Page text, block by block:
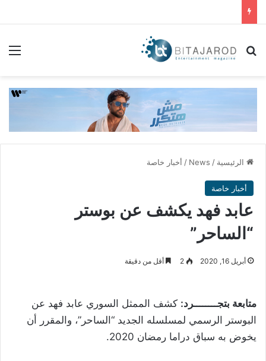
بحث عن
الرئيسية /
News
/ أخبار خاصة
أخبار خاصة
عابد فهد يكشف عن بوستر
“الساحر”
أبريل 16, 2020 2 أقل من دقيقة
متابعة بتجــــــــرد: كشف الممثل السوري عابد فهد عن
البوستر الرسمي لمسلسله الجديد “الساحر”، والمقرر أن
يخوض به سباق دراما رمضان 2020.